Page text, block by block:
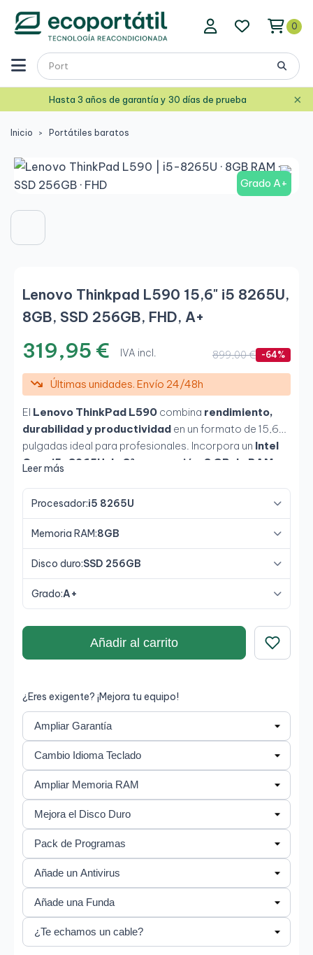
0
Hasta 3 años de garantía y 30 días de prueba ×
Inicio Portátiles baratos
Grado A+
Lenovo Thinkpad L590 15,6" i5 8265U,
8GB, SSD 256GB, FHD, A+
319,95 € IVA incl. 899,00 € -64%
Últimas unidades. Envío 24/48h
El Lenovo ThinkPad L590 combina rendimiento,
durabilidad y productividad en un formato de 15,6
pulgadas ideal para profesionales. Incorpora un Intel
Core i5-8265U de 8ª generación
8 GB de RAM
funcionamiento fluido y ágil en tareas diarias. Su
comodidad visual, mientras que su diseño ThinkPad
garantiza resistencia y fiabilidad en entornos de
trabajo intensivos.
Leer más
Procesador:i5 8265U
Memoria RAM:8GB
Disco duro:SSD 256GB
Grado:A+
Añadir al carrito
¿Eres exigente? ¡Mejora tu equipo!